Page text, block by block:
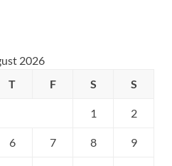
2026
T F S S
1 2
6 7 8 9